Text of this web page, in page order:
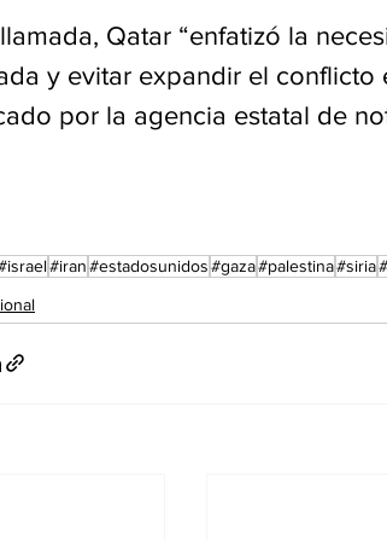
Qatar “enfatizó la
y evitar expandir el
por la agencia estatal de
#iran#estadosunidos#gaza#palestina#siria